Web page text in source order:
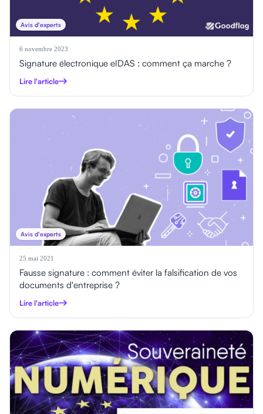
Avis d'experts
6 novembre 2023
Signature électronique eIDAS : comment ça marche ?
Lire l'article
Avis d'experts
25 mai 2021
Fausse signature : comment éviter la falsification de vos
documents d'entreprise ?
Lire l'article